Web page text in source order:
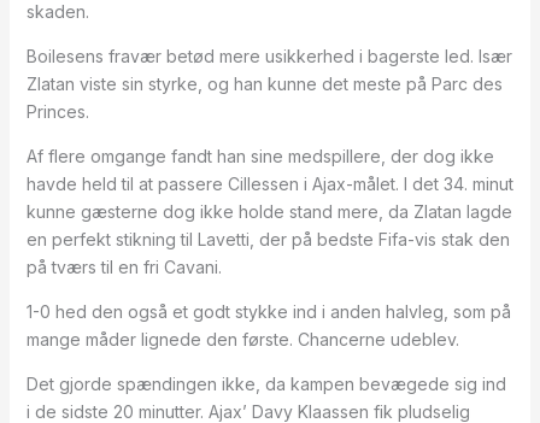
skaden.
Boilesens fravær betød mere usikkerhed i bagerste led. Især
Zlatan viste sin styrke, og han kunne det meste på Parc des
Princes.
Af flere omgange fandt han sine medspillere, der dog ikke
havde held til at passere Cillessen i Ajax-målet. I det 34. minut
kunne gæsterne dog ikke holde stand mere, da Zlatan lagde
en perfekt stikning til Lavetti, der på bedste Fifa-vis stak den
på tværs til en fri Cavani.
1-0 hed den også et godt stykke ind i anden halvleg, som på
mange måder lignede den første. Chancerne udeblev.
Det gjorde spændingen ikke, da kampen bevægede sig ind
i de sidste 20 minutter. Ajax’ Davy Klaassen fik pludselig